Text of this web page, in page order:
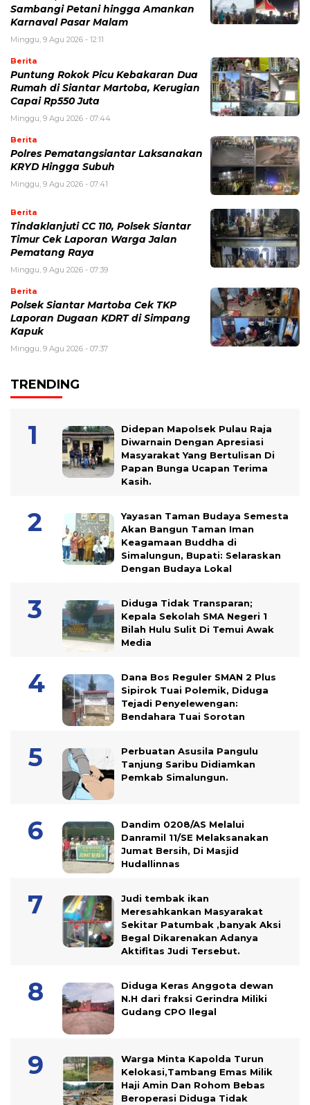
Sambangi Petani hingga Amankan
Karnaval Pasar Malam
Minggu, 9 Agu 2026 - 12:11
Berita
Puntung Rokok Picu Kebakaran Dua
Rumah di Siantar Martoba, Kerugian
Capai Rp550 Juta
Minggu, 9 Agu 2026 - 07:44
Berita
Polres Pematangsiantar Laksanakan
KRYD Hingga Subuh
Minggu, 9 Agu 2026 - 07:41
Berita
Tindaklanjuti CC 110, Polsek Siantar
Timur Cek Laporan Warga Jalan
Pematang Raya
Minggu, 9 Agu 2026 - 07:39
Berita
Polsek Siantar Martoba Cek TKP
Laporan Dugaan KDRT di Simpang
Kapuk
Minggu, 9 Agu 2026 - 07:37
TRENDING
Didepan Mapolsek Pulau Raja
Diwarnain Dengan Apresiasi
Masyarakat Yang Bertulisan Di
Papan Bunga Ucapan Terima
Kasih.
Yayasan Taman Budaya Semesta
Akan Bangun Taman Iman
Keagamaan Buddha di
Simalungun, Bupati: Selaraskan
Dengan Budaya Lokal
Diduga Tidak Transparan;
Kepala Sekolah SMA Negeri 1
Bilah Hulu Sulit Di Temui Awak
Media
Dana Bos Reguler SMAN 2 Plus
Sipirok Tuai Polemik, Diduga
Tejadi Penyelewengan:
Bendahara Tuai Sorotan
Perbuatan Asusila Pangulu
Tanjung Saribu Didiamkan
Pemkab Simalungun.
Dandim 0208/AS Melalui
Danramil 11/SE Melaksanakan
Jumat Bersih, Di Masjid
Hudallinnas
Judi tembak ikan
Meresahkankan Masyarakat
Sekitar Patumbak ,banyak Aksi
Begal Dikarenakan Adanya
Aktifitas Judi Tersebut.
Diduga Keras Anggota dewan
N.H dari fraksi Gerindra Miliki
Gudang CPO Ilegal
Warga Minta Kapolda Turun
Kelokasi,Tambang Emas Milik
Haji Amin Dan Rohom Bebas
Beroperasi Diduga Tidak